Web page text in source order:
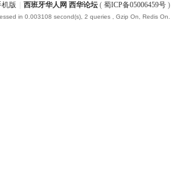
机版 西班牙华人网 西华论坛( 蜀ICP备05006459号)
in 0.003108 second(s), 2 queries , Gzip On, Redis On.